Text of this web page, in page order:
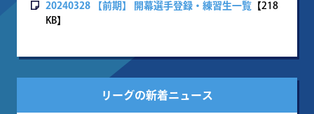
20240328 【前期】 開幕選手登録・練習生一覧 【218
KB】
リーグの新着ニュース